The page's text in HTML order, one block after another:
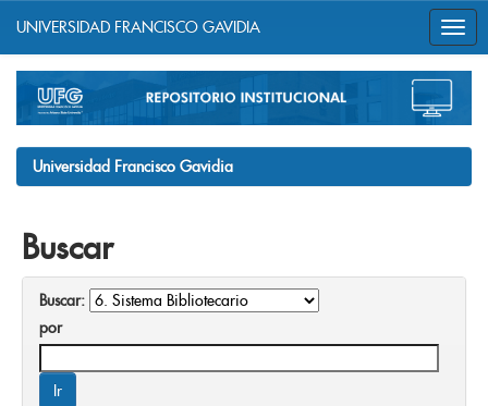
navigation
UNIVERSIDAD FRANCISCO GAVIDIA
Universidad Francisco Gavidia
Buscar
Buscar:
por